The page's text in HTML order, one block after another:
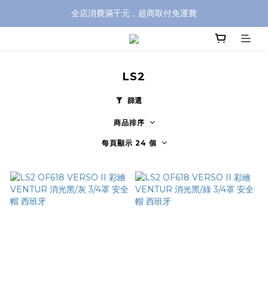
全店消費滿千元，超商取付免運費
全店消費滿千元，超商取付免運費
註冊即贈100元購物金，完整註冊加碼50元購物點數➟➟➟
LS2
篩選
商品排序
每頁顯示 24 個